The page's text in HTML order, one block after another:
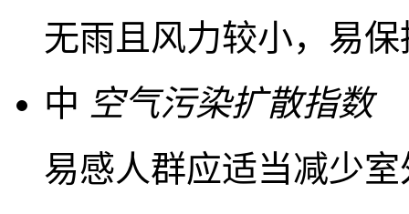
无雨且风力较小，易
中 空气污染扩散指数
易感人群应适当减少